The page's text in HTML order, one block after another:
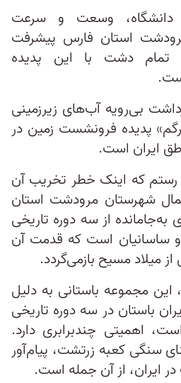
دانشگاه، وسعت و سرعت
استان فارس پیشرفت
تمام دشت با این پدیده
بی‌رویه آب‌های زیرزمینی
پدیده فرونشست زمین در
ایران است.
که اینک خطر تخریب آن
شهرستان مرودشت استان
به‌جامانده از سه دوره تاریخی
و ساسانیان است که قدمت آن
این مجموعه باستانی به دلیل
باستان در سه دوره تاریخی
اهمیتی چندبرابری دارد.
سنگی کعبه زرتشت، پیام‌آور
در ایران، از آن جمله است.